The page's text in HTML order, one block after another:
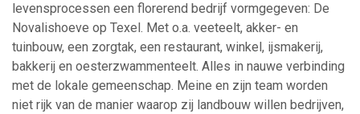
levensprocessen een florerend bedrijf vormgegeven: De
Novalishoeve op Texel. Met o.a. veeteelt, akker- en
tuinbouw, een zorgtak, een restaurant, winkel, ijsmakerij,
bakkerij en oesterzwammenteelt. Alles in nauwe verbinding
met de lokale gemeenschap. Meine en zijn team worden
niet rijk van de manier waarop zij landbouw willen bedrijven,